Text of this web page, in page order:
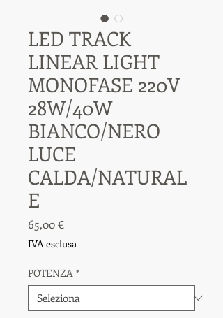
LED TRACK
LINEAR LIGHT
MONOFASE 220V
28W/40W
BIANCO/NERO
LUCE
CALDA/NATURAL
E
65,00 €Prezzo
IVA esclusa
POTENZA *